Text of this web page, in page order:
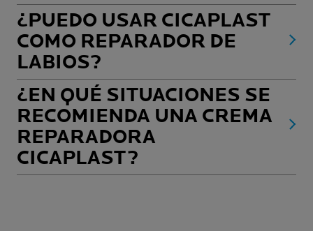
¿PUEDO USAR CICAPLAST
COMO REPARADOR DE
LABIOS?
¿EN QUÉ SITUACIONES SE
RECOMIENDA UNA CREMA
REPARADORA
CICAPLAST?